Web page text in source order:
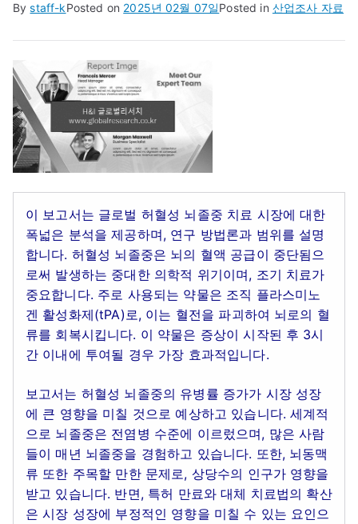
Bystaff-kPosted on 2025년 02월 07일Posted in 산업조사 자료
이 보고서는 글로벌 허혈성 뇌졸중 치료 시장에 대한
폭넓은 분석을 제공하며, 연구 방법론과 범위를 설명
합니다. 허혈성 뇌졸중은 뇌의 혈액 공급이 중단됨으
로써 발생하는 중대한 의학적 위기이며, 조기 치료가
중요합니다. 주로 사용되는 약물은 조직 플라스미노
겐 활성화제(tPA)로, 이는 혈전을 파괴하여 뇌로의 혈
류를 회복시킵니다. 이 약물은 증상이 시작된 후 3시
간 이내에 투여될 경우 가장 효과적입니다.
보고서는 허혈성 뇌졸중의 유병률 증가가 시장 성장
에 큰 영향을 미칠 것으로 예상하고 있습니다. 세계적
으로 뇌졸중은 전염병 수준에 이르렀으며, 많은 사람
들이 매년 뇌졸중을 경험하고 있습니다. 또한, 뇌동맥
류 또한 주목할 만한 문제로, 상당수의 인구가 영향을
받고 있습니다. 반면, 특허 만료와 대체 치료법의 확산
은 시장 성장에 부정적인 영향을 미칠 수 있는 요인으